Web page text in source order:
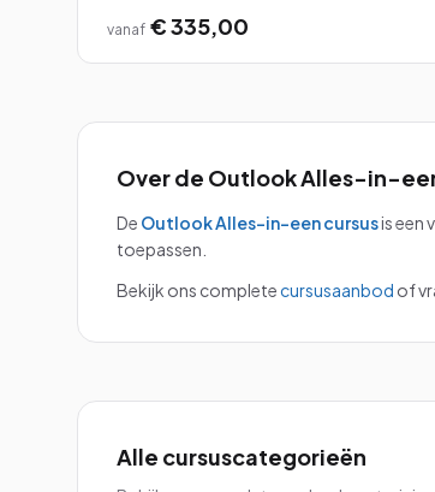
vanaf € 335,00
Over de Outlook Alles-in-
De Outlook Alles-in-eencursusis een
toepassen.
Bekijk ons completecursusaanbod of
Alle cursuscategorieën